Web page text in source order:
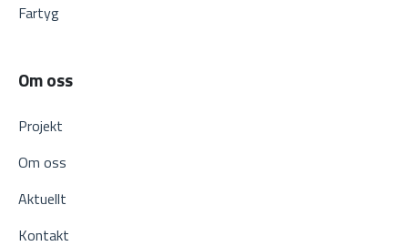
Fartyg
Om oss
Projekt
Om oss
Aktuellt
Kontakt